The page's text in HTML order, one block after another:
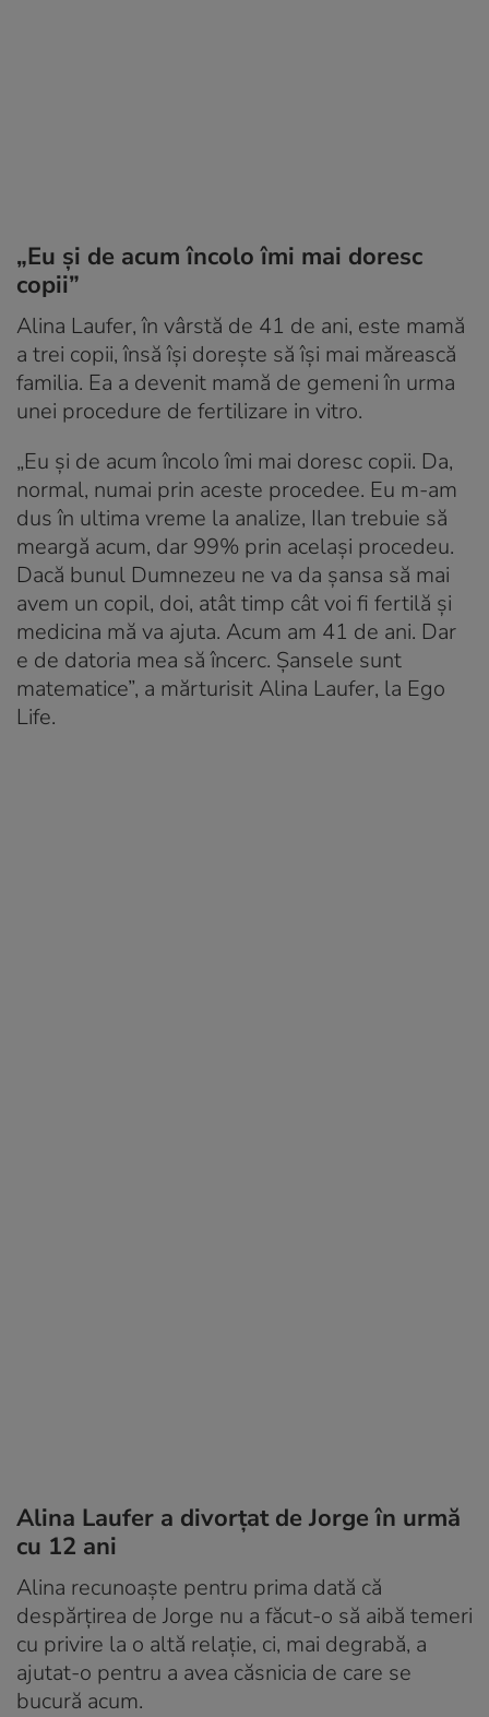
„Eu și de acum încolo îmi mai doresc
copii”
Alina Laufer, în vârstă de 41 de ani, este mamă
a trei copii, însă își dorește să își mai mărească
familia. Ea a devenit mamă de gemeni în urma
unei procedure de fertilizare in vitro.
„Eu și de acum încolo îmi mai doresc copii. Da,
normal, numai prin aceste procedee. Eu m-am
dus în ultima vreme la analize, Ilan trebuie să
meargă acum, dar 99% prin același procedeu.
Dacă bunul Dumnezeu ne va da șansa să mai
avem un copil, doi, atât timp cât voi fi fertilă și
medicina mă va ajuta. Acum am 41 de ani. Dar
e de datoria mea să încerc. Șansele sunt
matematice”, a mărturisit Alina Laufer, la Ego
Life.
Alina Laufer a divorțat de Jorge în urmă
cu 12 ani
Alina recunoaște pentru prima dată că
despărțirea de Jorge nu a făcut-o să aibă temeri
cu privire la o altă relație, ci, mai degrabă, a
ajutat-o pentru a avea căsnicia de care se
bucură acum.